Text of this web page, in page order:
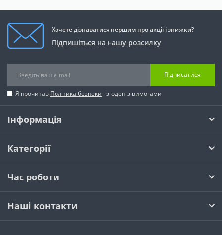
Хочете дізнаватися першим про акції і знижки?
Підпишіться на нашу розсилку
Підписатися
Я прочитав Політика безпеки і згоден з вимогами
Інформація
Категорії
Час роботи
Наші контакти